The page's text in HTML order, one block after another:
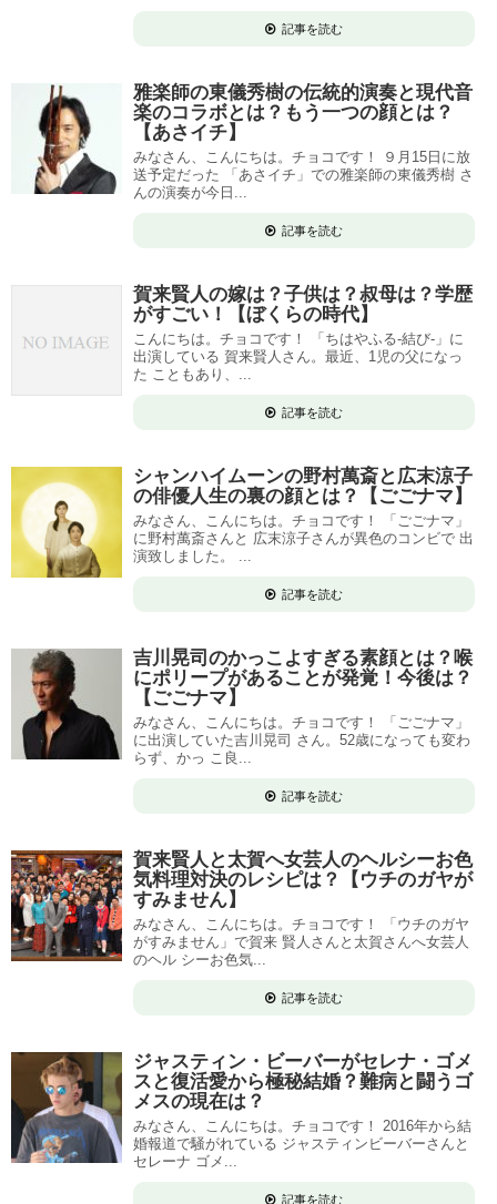
記事を読む
雅楽師の東儀秀樹の伝統的演奏と現代音
楽のコラボとは？もう一つの顔とは？
【あさイチ】
みなさん、こんにちは。チョコです！ ９月15日に放
送予定だった 「あさイチ」での雅楽師の東儀秀樹 さ
んの演奏が今日...
記事を読む
賀来賢人の嫁は？子供は？叔母は？学歴
がすごい！【ぼくらの時代】
こんにちは。チョコです！ 「ちはやふる-結び-」に
出演している 賀来賢人さん。最近、1児の父になっ
た こともあり、...
記事を読む
シャンハイムーンの野村萬斎と広末涼子
の俳優人生の裏の顔とは？【ごごナマ】
みなさん、こんにちは。チョコです！ 「ごごナマ」
に野村萬斎さんと 広末涼子さんが異色のコンビで 出
演致しました。 ...
記事を読む
吉川晃司のかっこよすぎる素顔とは？喉
にポリープがあることが発覚！今後は？
【ごごナマ】
みなさん、こんにちは。チョコです！ 「ごごナマ」
に出演していた吉川晃司 さん。52歳になっても変わ
らず、かっ こ良...
記事を読む
賀来賢人と太賀へ女芸人のヘルシーお色
気料理対決のレシピは？【ウチのガヤが
すみません】
みなさん、こんにちは。チョコです！ 「ウチのガヤ
がすみません」で賀来 賢人さんと太賀さんへ女芸人
のヘル シーお色気...
記事を読む
ジャスティン・ビーバーがセレナ・ゴメ
スと復活愛から極秘結婚？難病と闘うゴ
メスの現在は？
みなさん、こんにちは。チョコです！ 2016年から結
婚報道で騒がれている ジャスティンビーバーさんと
セレーナ ゴメ...
記事を読む